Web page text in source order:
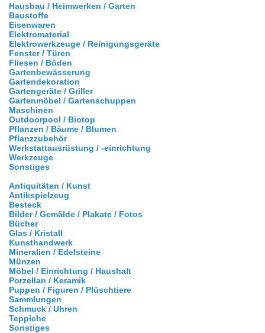
Hausbau / Heimwerken / Garten
Baustoffe
Eisenwaren
Elektromaterial
Elektrowerkzeuge / Reinigungsgeräte
Fenster / Türen
Fliesen / Böden
Gartenbewässerung
Gartendekoration
Gartengeräte / Griller
Gartenmöbel / Gartenschuppen
Maschinen
Outdoorpool / Biotop
Pflanzen / Bäume / Blumen
Pflanzzubehör
Werkstattausrüstung / -einrichtung
Werkzeuge
Sonstiges
Antiquitäten / Kunst
Antikspielzeug
Besteck
Bilder / Gemälde / Plakate / Fotos
Bücher
Glas / Kristall
Kunsthandwerk
Mineralien / Edelsteine
Münzen
Möbel / Einrichtung / Haushalt
Porzellan / Keramik
Puppen / Figuren / Plüschtiere
Sammlungen
Schmuck / Uhren
Teppiche
Sonstiges